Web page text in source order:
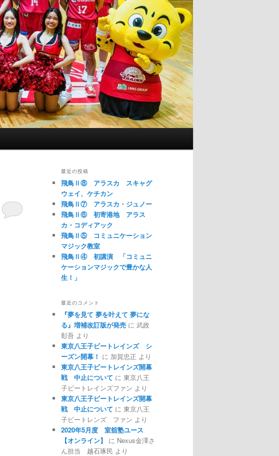
最近の投稿
飛鳥Ⅱ⑧ アラスカ スキャグ
ウェイ、ケチカン
飛鳥Ⅱ⑦ アラスカ・ジュノー
飛鳥Ⅱ⑥ 初寄港地 アラス
カ・コディアック
飛鳥Ⅱ⑤ コミュニケーション
マジック教室
飛鳥Ⅱ④ 初講演 「コミュニ
ケーションマジックで豊かな人
生！」
最近のコメント
『夢を見て 夢を叶えて 夢にな
る』増補改訂版が発売 に 武政
彰吾 より
東京八王子ビートレインズ シ
ーズン開幕！ に 加賀忠正 より
東京八王子ビートレインズ開幕
戦 中止について に 東京八王
子ビートレインズファン より
東京八王子ビートレインズ開幕
戦 中止について に 東京八王
子ビートレンズ ファン より
2020年5月度 室舘塾ユース
【オンライン】
に Nexus金澤さ
ん担当 越石琢民 より